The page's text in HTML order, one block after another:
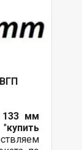
133 мм
"купить